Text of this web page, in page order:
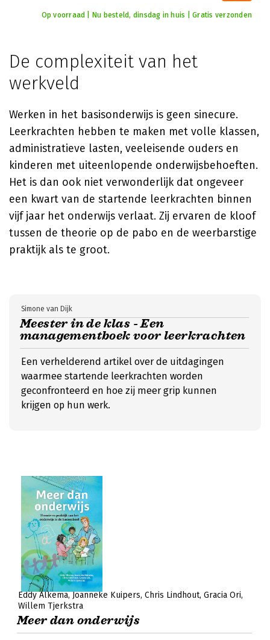
Op voorraad | Nu besteld, dinsdag in huis | Gratis verzonden
De complexiteit van het
werkveld
Werken in het basisonderwijs is geen sinecure.
Leerkrachten hebben te maken met volle klassen,
administratieve lasten, veeleisende ouders en
kinderen met uiteenlopende onderwijsbehoeften.
Het is dan ook niet verwonderlijk dat ongeveer
een kwart van de startende leerkrachten binnen
vijf jaar het onderwijs verlaat. Zij ervaren de kloof
tussen de theorie op de pabo en de weerbarstige
praktijk als te groot.
Meester in de klas - Een
managementboek voor leerkrachten
Simone van Dijk
Een verhelderend artikel over de uitdagingen
waarmee startende leerkrachten worden
geconfronteerd en hoe zij meer grip kunnen
krijgen op hun werk.
Eddy Alkema Joanneke Kuipers Chris Lindhout Gracia Ori
Willem Tjerkstra
Meer dan onderwijs